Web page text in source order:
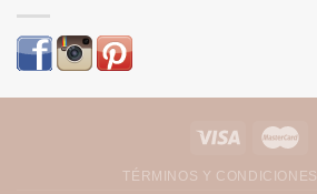
TÉRMINOS Y CONDICIONES